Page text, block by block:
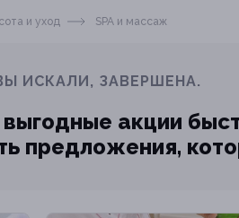
и уход SPA и массаж
ИСКАЛИ, ЗАВЕРШЕНА.
акции
предложения,